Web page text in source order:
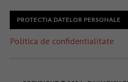
PROTECTIA DATELOR PERSONALE
Politica de confidentialitate